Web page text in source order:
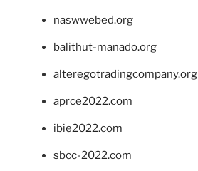
naswwebed.org
balithut-manado.org
alteregotradingcompany.org
aprce2022.com
ibie2022.com
sbcc-2022.com